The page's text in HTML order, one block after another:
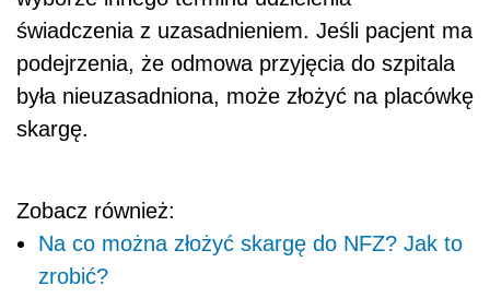
świadczenia z uzasadnieniem. Jeśli pacjent ma
podejrzenia, że odmowa przyjęcia do szpitala
była nieuzasadniona, może złożyć na placówkę
skargę.
Zobacz również:
Na co można złożyć skargę do NFZ? Jak to
zrobić?